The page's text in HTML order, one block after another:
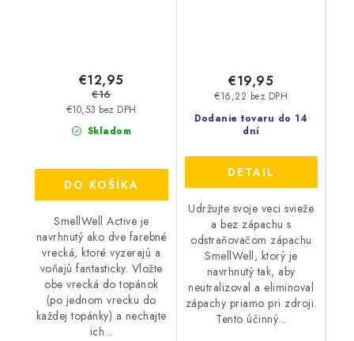
Skladom
€10,53 bez DPH
€12,95
€16
DO KOŠÍKA
SmellWell Active je
navrhnutý ako dve farebné
vrecká, ktoré vyzerajú a
voňajú fantasticky. Vložte
obe vrecká do topánok
(po jednom vrecku do
každej topánky) a nechajte
ich...
Dodanie tovaru do 14
dní
€16,22 bez DPH
€19,95
DETAIL
Udržujte svoje veci svieže
a bez zápachu s
odstraňovačom zápachu
SmellWell, ktorý je
navrhnutý tak, aby
neutralizoval a eliminoval
zápachy priamo pri zdroji.
Tento účinný...